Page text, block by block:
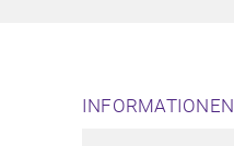
INFORMATIONEN